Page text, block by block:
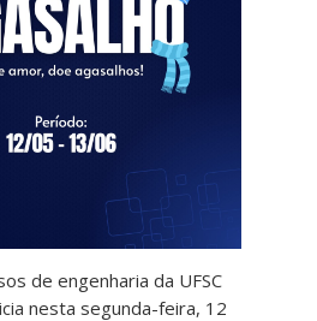
de engenharia da UFSC
nesta segunda-feira, 12